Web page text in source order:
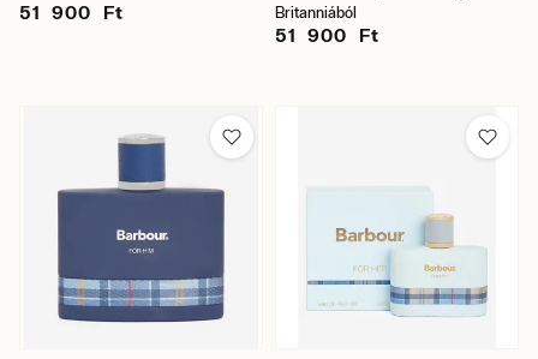
51 900 Ft
Britanniából
51 900 Ft